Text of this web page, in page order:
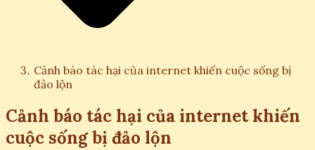
Cảnh báo tác hại của internet khiến cuộc sống bị
đảo lộn
Cảnh báo tác hại của internet khiến
cuộc sống bị đảo lộn